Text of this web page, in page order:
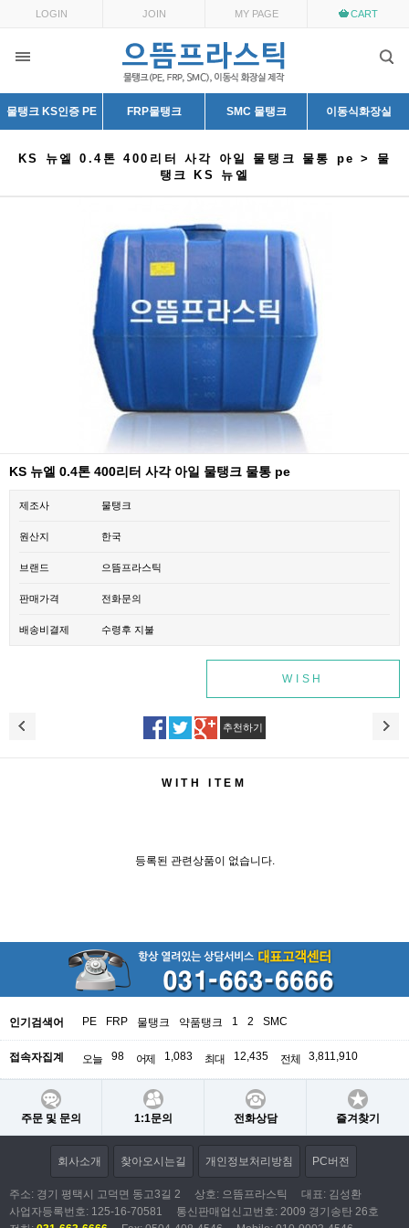
LOGIN JOIN MY PAGE CART
물탱크 KS인증 PE FRP물탱크 SMC 물탱크 이동식화장실
KS 뉴엘 0.4톤 400리터 사각 아일 물탱크 물통 pe > 물
탱크 KS 뉴엘
KS 뉴엘 0.4톤 400리터 사각 아일 물탱크 물통 pe
제조사 물탱크
원산지 한국
브랜드 으뜸프라스틱
판매가격 전화문의
배송비결제 수령후 지불
WISH
추천하기
WITH ITEM
등록된 관련상품이 없습니다.
인기검색어 PE FRP 물탱크 약품탱크 1 2 SMC
접속자집계 오늘 98 어제 1,083 최대 12,435 전체 3,811,910
주문 및 문의 1:1문의 전화상담 즐겨찾기
회사소개 찾아오시는길 개인정보처리방침 PC버전
주소: 경기 평택시 고덕면 동고3길 2 상호: 으뜸프라스틱
대표: 김성환
사업자등록번호: 125-16-70581
통신판매업신고번호: 2009 경기송탄 26호